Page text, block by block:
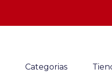
Categorias